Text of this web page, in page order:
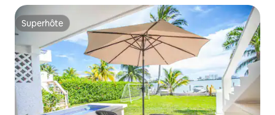
Superhôte
Superhôte